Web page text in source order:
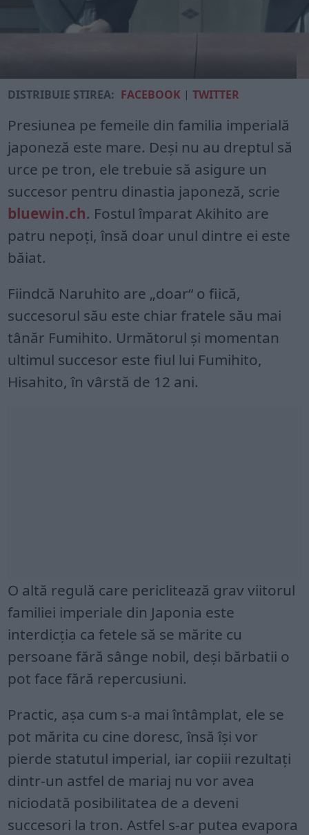
DISTRIBUIE ȘTIREA: FACEBOOK |TWITTER
Presiunea pe femeile din familia imperială
japoneză este mare. Deși nu au dreptul să
urce pe tron, ele trebuie să asigure un
succesor pentru dinastia japoneză, scrie
bluewin.ch. Fostul împarat Akihito are
patru nepoți, însă doar unul dintre ei este
băiat.
Fiindcă Naruhito are „doar“ o fiică,
succesorul său este chiar fratele său mai
tânăr Fumihito. Următorul și momentan
ultimul succesor este fiul lui Fumihito,
Hisahito, în vârstă de 12 ani.
O altă regulă care periclitează grav viitorul
familiei imperiale din Japonia este
interdicția ca fetele să se mărite cu
persoane fără sânge nobil, deși bărbatii o
pot face fără repercusiuni.
Practic, așa cum s-a mai întâmplat, ele se
pot mărita cu cine doresc, însă își vor
pierde statutul imperial, iar copiii rezultați
dintr-un astfel de mariaj nu vor avea
niciodată posibilitatea de a deveni
succesori la tron. Astfel s-ar putea evapora